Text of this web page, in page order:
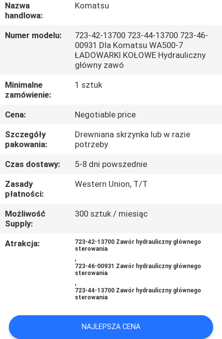
WYCIECZKA
PO
KONTROLA
JAKOŚCI
SKONTAKTUJ
SIĘ
Z
NAMI
AKTUALNOŚCI
WSZYSTKIE
O
WYCENĘ
Nazwa
handlowa:
Komatsu
Numer modelu:
723-42-13700 723-44-13700 723-46-
00931 Dla Komatsu WA500-7
ŁADOWARKI KOŁOWE Hydrauliczny
główny zawó
Minimalne
zamówienie:
1 sztuk
Cena:
Negotiable price
Szczegóły
pakowania:
Drewniana skrzynka lub w razie
potrzeby
Czas dostawy:
5-8 dni powszednie
Zasady
płatności:
Western Union, T/T
Możliwość
Supply:
300 sztuk / miesiąc
Atrakcja:
723-42-13700 Zawór hydrauliczny głównego
sterowania
,
723-46-00931 Zawór hydrauliczny głównego
sterowania
,
723-44-13700 Zawór hydrauliczny głównego
sterowania
NAJLEPSZA CENA